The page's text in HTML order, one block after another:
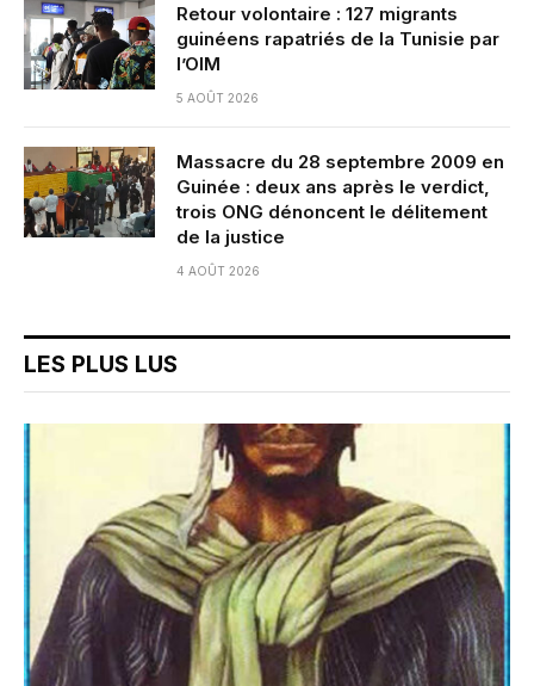
Retour volontaire : 127 migrants
guinéens rapatriés de la Tunisie par
l’OIM
5 AOÛT 2026
Massacre du 28 septembre 2009 en
Guinée : deux ans après le verdict,
trois ONG dénoncent le délitement
de la justice
4 AOÛT 2026
LES PLUS LUS